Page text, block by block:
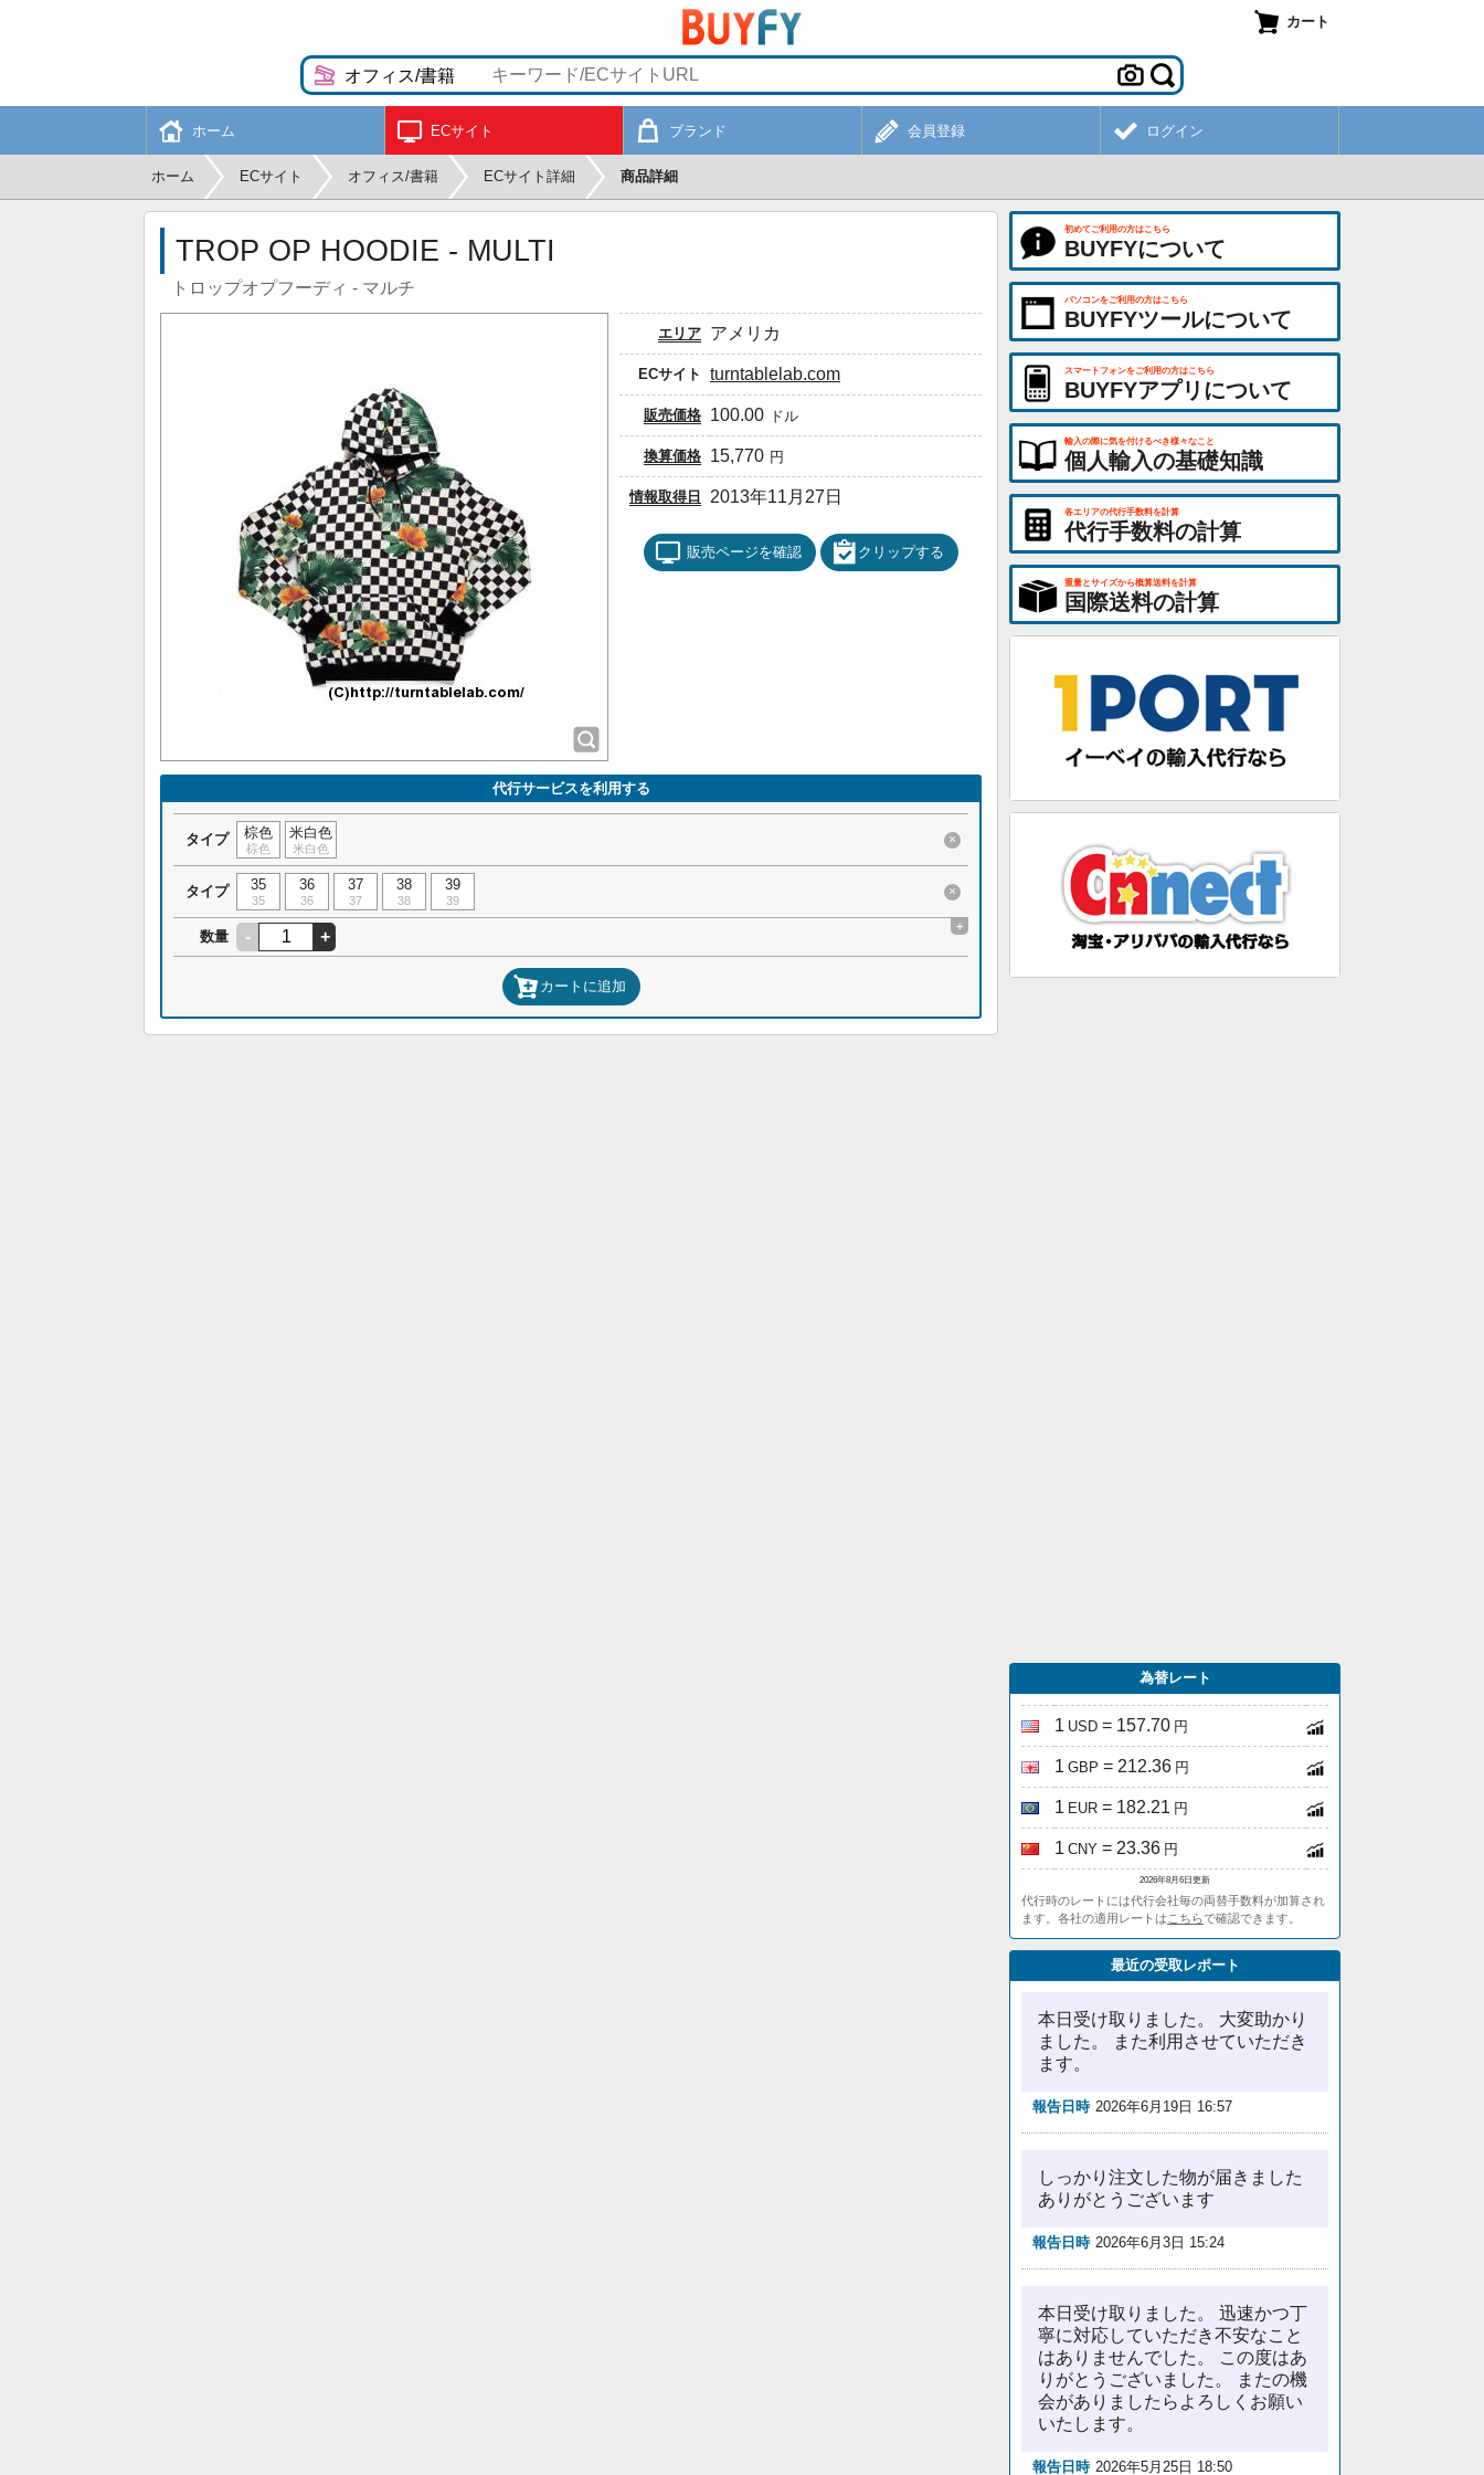
カート
ホーム ECサイト ブランド 会員登録 ログイン
ホーム ECサイト オフィス/書籍 ECサイト詳細 商品詳細
TROP OP HOODIE - MULTI
トロップオプフーディ - マルチ
エリア アメリカ
ECサイト turntablelab.com
販売価格 100.00 ドル
換算価格 15,770 円
情報取得日 2013年11月27日
販売ページを確認 クリップする
代行サービスを利用する
タイプ 棕色
棕色
米白色
米白色
×
タイプ 35
35
36
36
37
37
38
38
39
39
×
数量 - +
+
カートに追加
初めてご利用の方はこちら
BUYFYについて
パソコンをご利用の方はこちら
BUYFYツールについて
スマートフォンをご利用の方はこちら
BUYFYアプリについて
輸入の際に気を付けるべき様々なこと
個人輸入の基礎知識
各エリアの代行手数料を計算
代行手数料の計算
重量とサイズから概算送料を計算
国際送料の計算
為替レート
1 USD = 157.70 円
1 GBP = 212.36 円
1 EUR = 182.21 円
1 CNY = 23.36 円
2026年8月6日更新
代行時のレートには代行会社毎の両替手数料が加算され
ます。各社の適用レートは こちらで確認できます。
最近の受取レポート
本日受け取りました。 大変助かり
ました。 また利用させていただき
ます。
報告日時 2026年6月19日 16:57
しっかり注文した物が届きました
ありがとうございます
報告日時 2026年6月3日 15:24
本日受け取りました。 迅速かつ丁
寧に対応していただき不安なこと
はありませんでした。 この度はあ
りがとうございました。 またの機
会がありましたらよろしくお願い
いたします。
報告日時 2026年5月25日 18:50